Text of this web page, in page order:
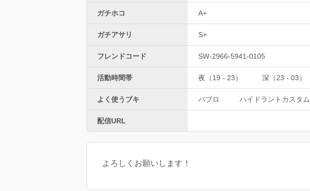
ガチホコ A+
ガチアサリ S+
フレンドコード SW-2966-5941-0105
活動時間帯 夜（19 - 23） 深（23 - 03）
よく使うブキ パブロ ハイドラントカスタム
配信URL
よろしくお願いします！